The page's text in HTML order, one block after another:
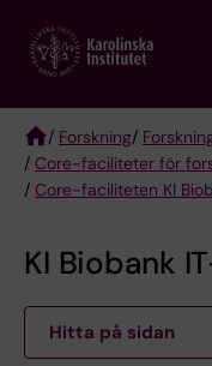
main
Breadcrumb
/ Forskning/
/ Core-faciliteter för
/ Core-faciliteten KI
KI Biobank
Hitta på sidan